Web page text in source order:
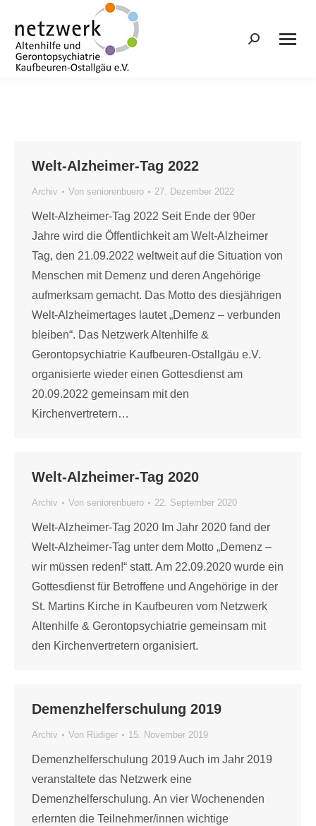
Search:
Welt-Alzheimer-Tag 2022
Archiv Von seniorenbuero 27. Dezember 2022
Welt-Alzheimer-Tag 2022 Seit Ende der 90er
Jahre wird die Öffentlichkeit am Welt-Alzheimer
Tag, den 21.09.2022 weltweit auf die Situation von
Menschen mit Demenz und deren Angehörige
aufmerksam gemacht. Das Motto des diesjährigen
Welt-Alzheimertages lautet „Demenz – verbunden
bleiben“. Das Netzwerk Altenhilfe &
Gerontopsychiatrie Kaufbeuren-Ostallgäu e.V.
organisierte wieder einen Gottesdienst am
20.09.2022 gemeinsam mit den
Kirchenvertretern…
Welt-Alzheimer-Tag 2020
Archiv Von seniorenbuero 22. September 2020
Welt-Alzheimer-Tag 2020 Im Jahr 2020 fand der
Welt-Alzheimer-Tag unter dem Motto „Demenz –
wir müssen reden!“ statt. Am 22.09.2020 wurde ein
Gottesdienst für Betroffene und Angehörige in der
St. Martins Kirche in Kaufbeuren vom Netzwerk
Altenhilfe & Gerontopsychiatrie gemeinsam mit
den Kirchenvertretern organisiert.
Demenzhelferschulung 2019
Archiv Von Rüdiger 15. November 2019
Demenzhelferschulung 2019 Auch im Jahr 2019
veranstaltete das Netzwerk eine
Demenzhelferschulung. An vier Wochenenden
erlernten die Teilnehmer/innen wichtige